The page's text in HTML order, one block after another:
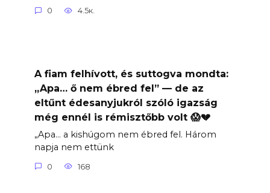
0 4.5к.
A fiam felhívott, és suttogva mondta:
„Apa… ő nem ébred fel” — de az
eltűnt édesanyjukról szóló igazság
még ennél is rémisztőbb volt 😱💔
„Apa… a kishúgom nem ébred fel. Három
napja nem ettünk
0 168